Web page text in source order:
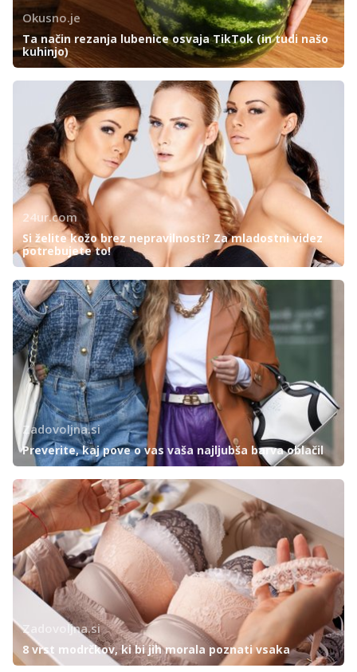
Okusno.je
Ta način rezanja lubenice osvaja TikTok (in tudi našo
kuhinjo)
24ur.com
Si želite kožo brez nepravilnosti? Za mladostni videz
potrebujete to!
Zadovoljna.si
Preverite, kaj pove o vas vaša najljubša barva oblačil
Zadovoljna.si
8 vrst modrčkov, ki bi jih morala poznati vsaka